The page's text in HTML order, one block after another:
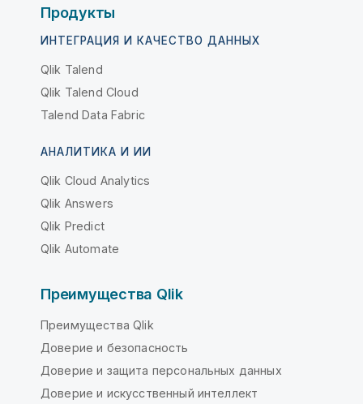
Продукты
ИНТЕГРАЦИЯ И КАЧЕСТВО ДАННЫХ
Qlik Talend
Qlik Talend Cloud
Talend Data Fabric
АНАЛИТИКА И ИИ
Qlik Cloud Analytics
Qlik Answers
Qlik Predict
Qlik Automate
Преимущества Qlik
Преимущества Qlik
Доверие и безопасность
Доверие и защита персональных данных
Доверие и искусственный интеллект